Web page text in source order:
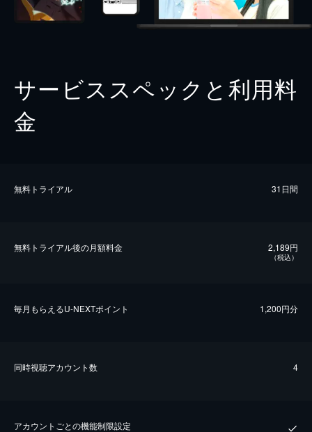
サービススペックと利用料
金
無料トライアル 31日間
無料トライアル後の⽉額料金 2,189円
（税込）
毎⽉もらえるU-NEXTポイント 1,200円分
同時視聴アカウント数 4
アカウントごとの機能制限設定